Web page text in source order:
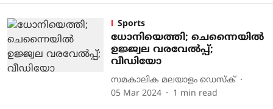
Sports
ധോനിയെത്തി; ചെന്നൈയില്‍
ഉജ്ജ്വല വരവേല്‍പ്പ്;
വീഡിയോ
സമകാലിക മലയാളം ഡെസ്ക്
05 Mar 2024
1 min read